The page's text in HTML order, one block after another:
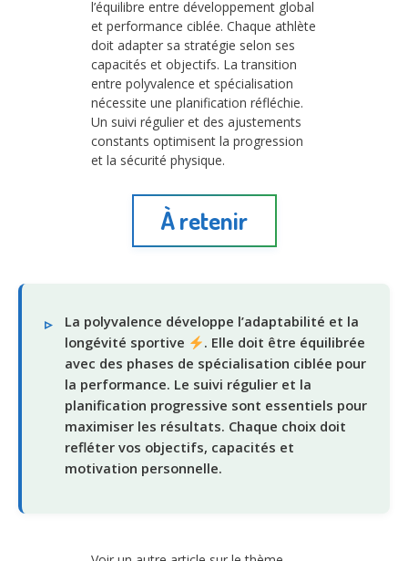
l’équilibre entre développement global
et performance ciblée. Chaque athlète
doit adapter sa stratégie selon ses
capacités et objectifs. La transition
entre polyvalence et spécialisation
nécessite une planification réfléchie.
Un suivi régulier et des ajustements
constants optimisent la progression
et la sécurité physique.
À retenir
La polyvalence développe l’adaptabilité et la
longévité sportive
. Elle doit être équilibrée
avec des phases de spécialisation ciblée pour
la performance. Le suivi régulier et la
planification progressive sont essentiels pour
maximiser les résultats. Chaque choix doit
refléter vos objectifs, capacités et
motivation personnelle.